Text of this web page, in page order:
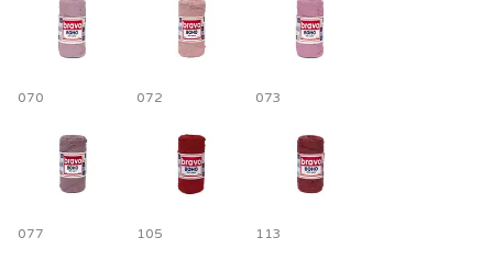
070 072 073
077 105 113